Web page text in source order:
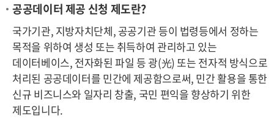
공공데이터 제공 신청 제도란?
국가기관, 지방자치단체, 공공기관 등이 법령등에서 정하는
목적을 위하여 생성 또는 취득하여 관리하고 있는
데이터베이스, 전자화된 파일 등 광(光) 또는 전자적 방식으로
처리된 공공데이터를 민간에 제공함으로써, 민간 활용을 통한
신규 비즈니스와 일자리 창출, 국민 편익을 향상하기 위한
제도입니다.